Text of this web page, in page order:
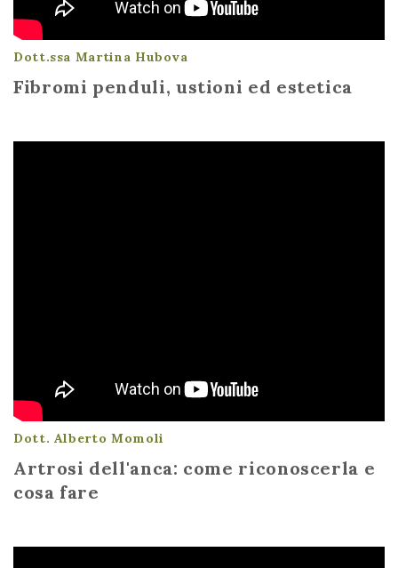
Dott.ssa Martina Hubova
Fibromi penduli, ustioni ed estetica
Dott. Alberto Momoli
Artrosi dell'anca: come riconoscerla e
cosa fare